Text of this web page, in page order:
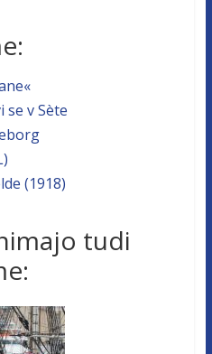
se v Sète
(1918)
tudi